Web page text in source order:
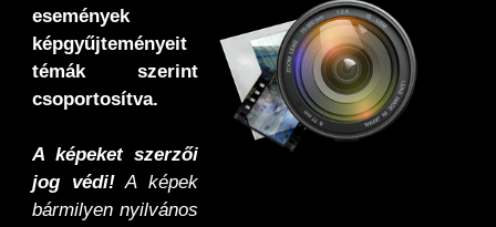
események
képgyűjteményeit
témák szerint
csoportosítva.
A képeket szerzői
jog védi!A képek
bármilyen nyilvános